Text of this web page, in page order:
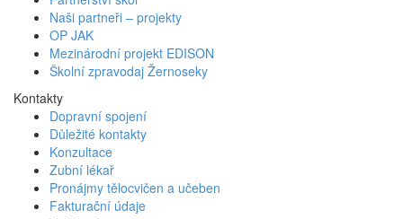
Naši partneři – projekty
OP JAK
Mezinárodní projekt EDISON
Školní zpravodaj Žernoseky
Kontakty
Dopravní spojení
Důležité kontakty
Konzultace
Zubní lékař
Pronájmy tělocvičen a učeben
Fakturační údaje